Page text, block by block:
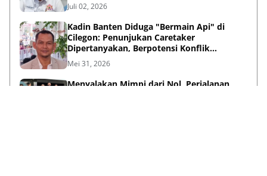
Juli 02, 2026
Kadin Banten Diduga "Bermain Api" di
Cilegon: Penunjukan Caretaker
Dipertanyakan, Berpotensi Konflik
Kepentingan
Mei 31, 2026
Menyalakan Mimpi dari Nol, Perjalanan